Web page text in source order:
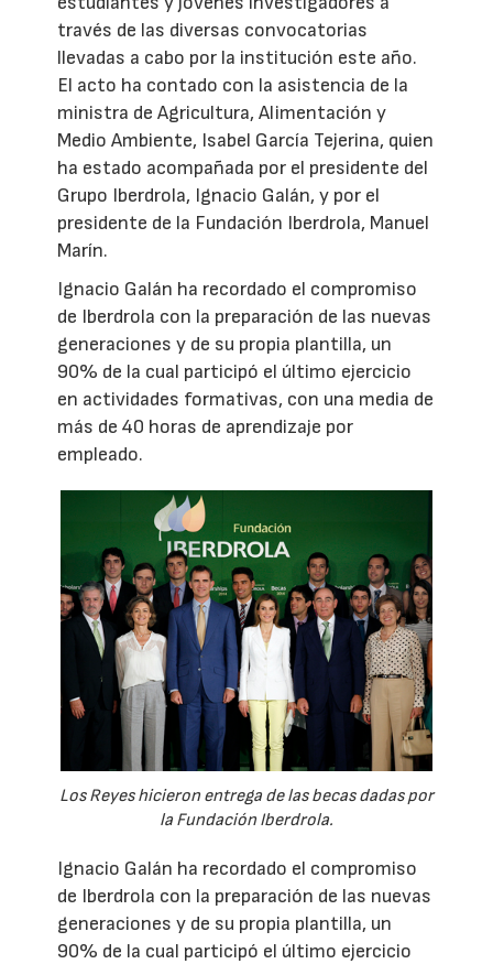
través de las diversas convocatorias
llevadas a cabo por la institución este año.
El acto ha contado con la asistencia de la
ministra de Agricultura, Alimentación y
Medio Ambiente, Isabel García Tejerina, quien
ha estado acompañada por el presidente del
Grupo Iberdrola, Ignacio Galán, y por el
presidente de la Fundación Iberdrola, Manuel
Marín.
Ignacio Galán ha recordado el compromiso
de Iberdrola con la preparación de las nuevas
generaciones y de su propia plantilla, un
90% de la cual participó el último ejercicio
en actividades formativas, con una media de
más de 40 horas de aprendizaje por
empleado.
Los Reyes hicieron entrega de las becas dadas por
la Fundación Iberdrola.
Ignacio Galán ha recordado el compromiso
de Iberdrola con la preparación de las nuevas
generaciones y de su propia plantilla, un
90% de la cual participó el último ejercicio